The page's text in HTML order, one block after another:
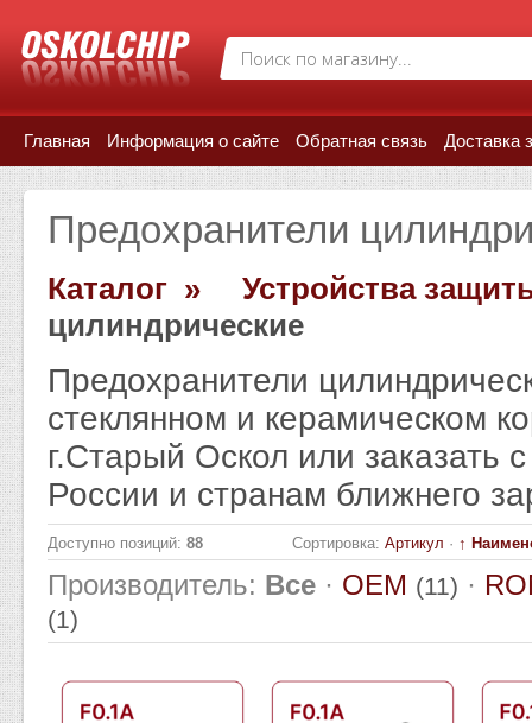
Главная Информация о сайте Обратная связь Доставка
Предохранители
Каталог »
Устройства
цилиндрические
Предохранители
стеклянном и керамическом
г.Старый Оскол или заказать
России и странам ближнего
Доступно позиций: 88 Сортировка: Артикул · ↑
Производитель: Все · OEM (11) ·
(1)